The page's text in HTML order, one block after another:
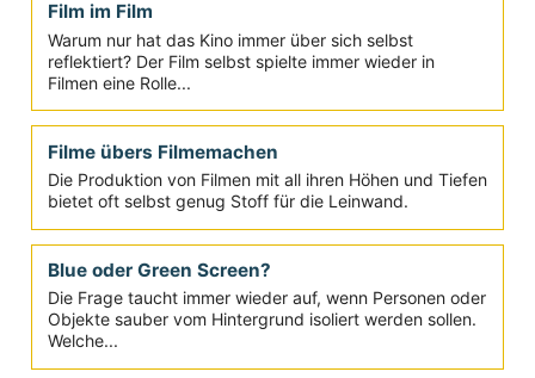
Filmenden
Letzte Einstellungen bleiben den Zuschauern oft am
stärksten im Gedächtnis, was hat es damit auf sich?
Film im Film
Warum nur hat das Kino immer über sich selbst
reflektiert? Der Film selbst spielte immer wieder in
Filmen eine Rolle...
Filme übers Filmemachen
Die Produktion von Filmen mit all ihren Höhen und Tiefen
bietet oft selbst genug Stoff für die Leinwand.